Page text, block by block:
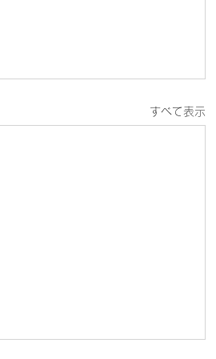
すべて表示